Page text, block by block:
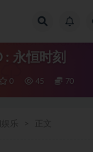
: 永恒时刻
0 45 70